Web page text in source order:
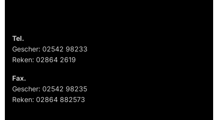
Tel.
Gescher: 02542 98233
Reken: 02864 2619
Fax.
Gescher: 02542 98235
Reken: 02864 882573